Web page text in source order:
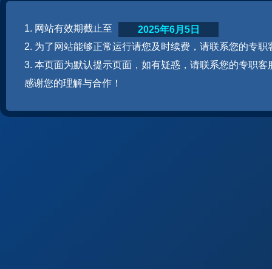
1. 网站有效期截止至
2. 为了网站能够正常运行请您及时续费，请联系您的专职
3. 本页面为默认提示页面，如有疑惑，请联系您的专职客
感谢您的理解与合作！
2025年6月5日